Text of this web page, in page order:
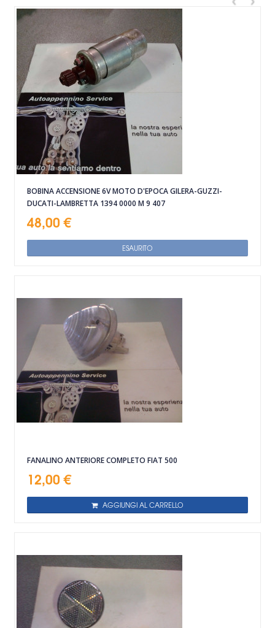
BOBINA ACCENSIONE 6V MOTO D'EPOCA GILERA-GUZZI-
DUCATI-LAMBRETTA 1394 0000 M 9 407
48,00 €
ESAURITO
FANALINO ANTERIORE COMPLETO FIAT 500
12,00 €
AGGIUNGI AL CARRELLO